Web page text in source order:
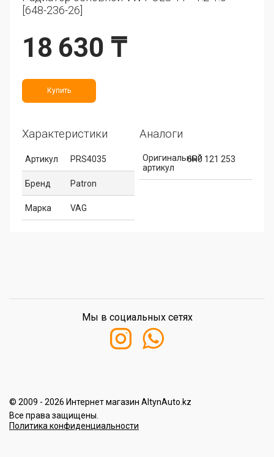
[648-236-26]
18 630 ₸
Купить
Характеристики
Артикул PRS4035
Бренд Patron
Марка VAG
Аналоги
Оригинальный
артикул
6R0 121 253
© 2009 - 2026 Интернет магазин AltynAuto.kz
Все права защищены.
Политика конфиденциальности
Мы в социальных сетях